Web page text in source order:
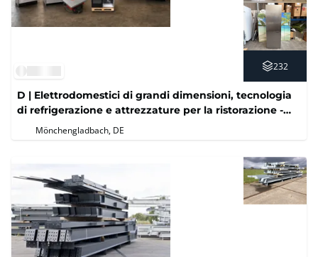
232
D | Elettrodomestici di grandi dimensioni, tecnologia
di refrigerazione e attrezzature per la ristorazione -
Senza prezzo di riserva
Mönchengladbach, DE